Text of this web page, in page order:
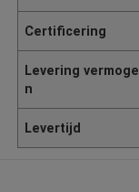
Certificering
Levering vermoge
n
Levertijd